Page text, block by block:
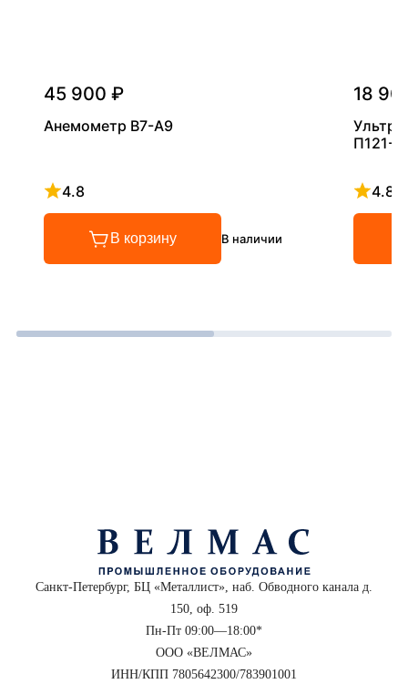
45 900 ₽
Анемометр В7-А9
4.8
Рейтинг 4.8 из 5
В корзину В наличии
18
П121-
4.8
Санкт-Петербург, БЦ «Металлист», наб. Обводного канала д.
150, оф. 519
Пн-Пт 09:00—18:00*
ООО «ВЕЛМАС»
ИНН/КПП 7805642300/783901001